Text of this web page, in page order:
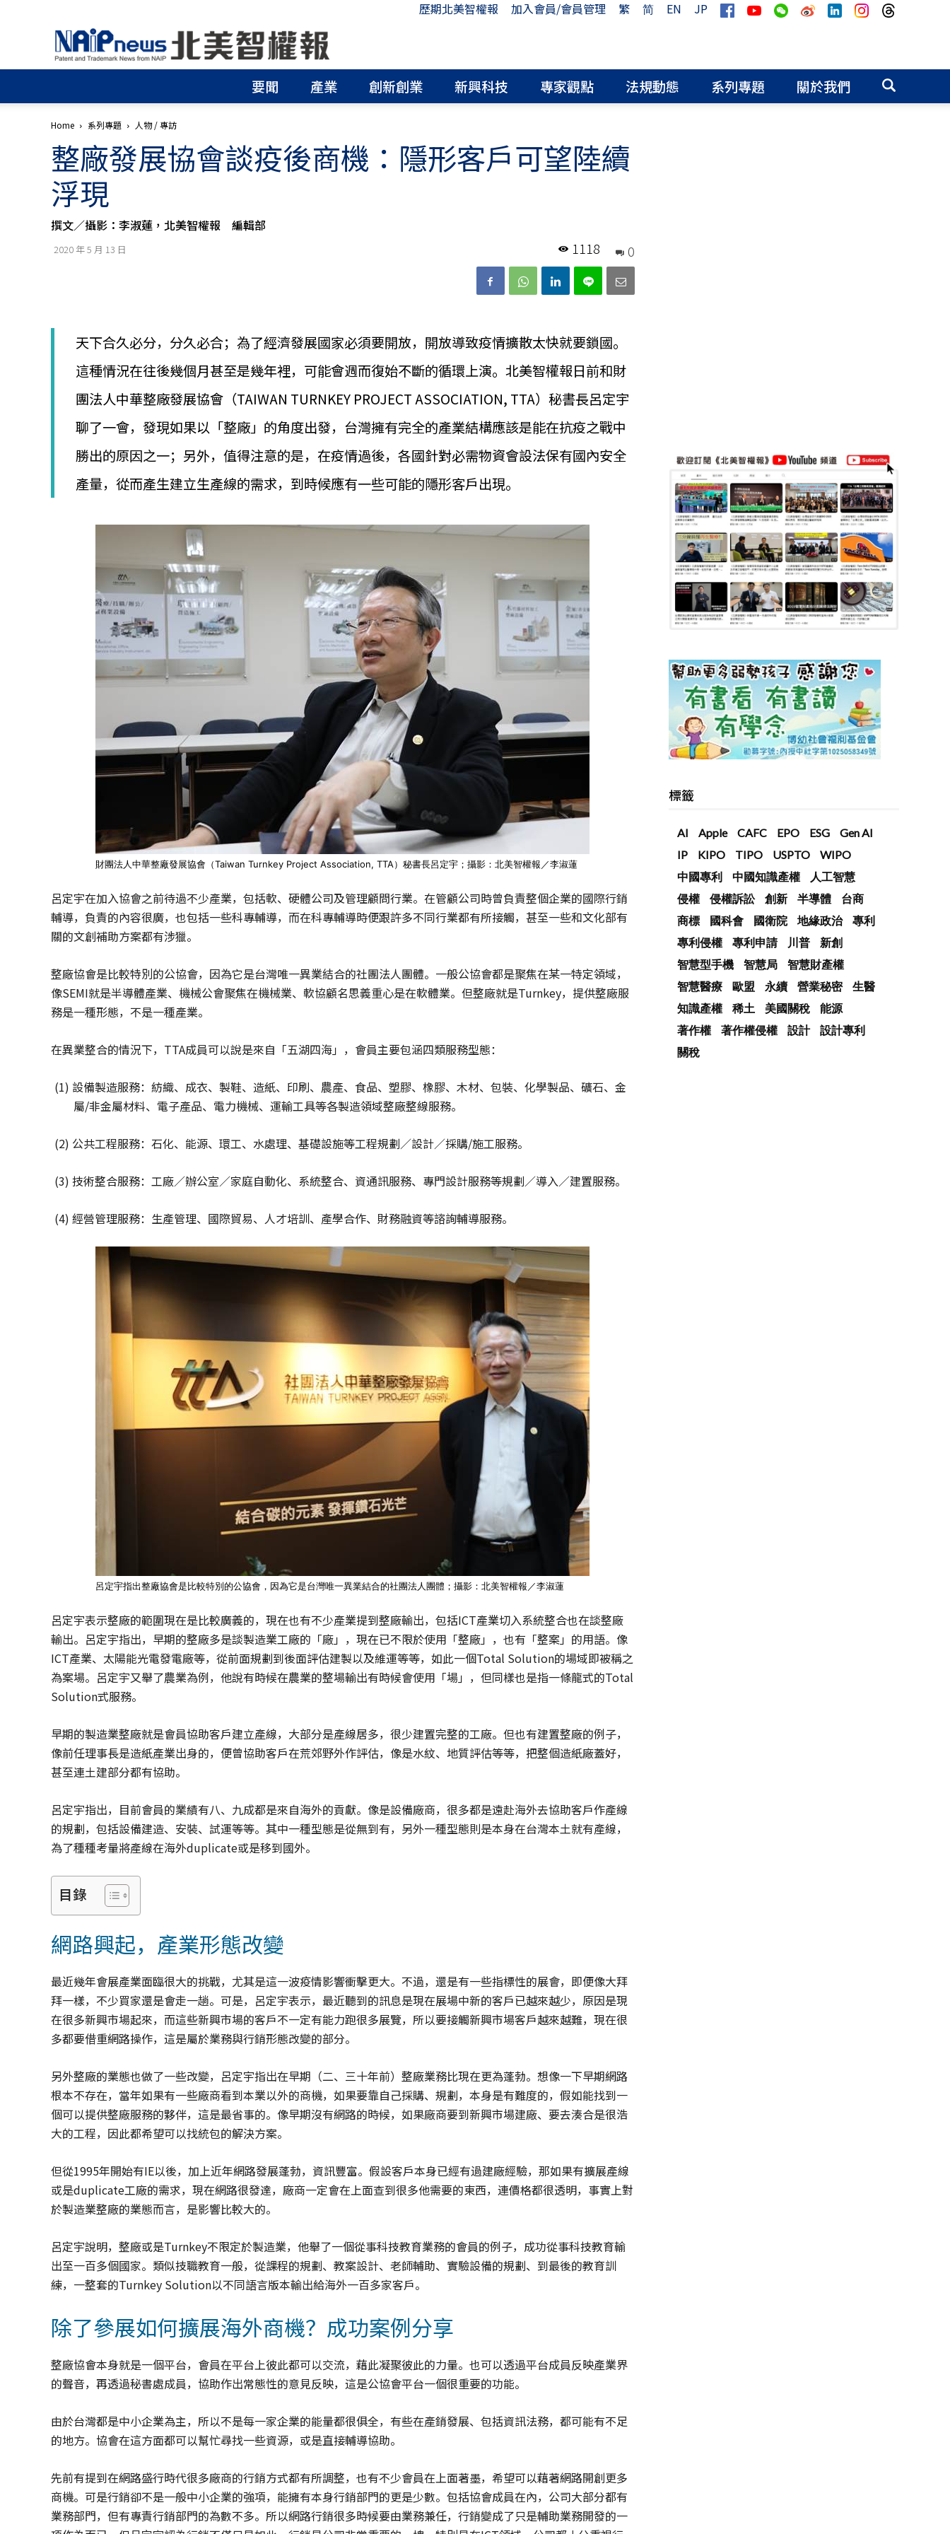
歷期北美智權報 加入會員/會員管理 繁 简 EN
JP
北
美
智
權
│
申
請
│
申
請
智
財
權
顧
問
專
佈
│
專
利
要聞 產業 創新創業 新興科技 專家觀點 法規動態 系列專題 關於我們
Home 系列專題 人物 / 專訪
整廠發展協會談疫後商機：隱形客戶可望陸續
浮現
撰文／攝影：李淑蓮，北美智權報 編輯部
2020 年 5 月 13 日 0
1118
天下合久必分，分久必合；為了經濟發展國家必須要開放，開放導致疫情擴散太快就要鎖國。
這種情況在往後幾個月甚至是幾年裡，可能會週而復始不斷的循環上演。北美智權報日前和財
團法人中華整廠發展協會（TAIWAN TURNKEY PROJECT ASSOCIATION, TTA）秘書長呂定宇
聊了一會，發現如果以「整廠」的角度出發，台灣擁有完全的產業結構應該是能在抗疫之戰中
勝出的原因之一；另外，值得注意的是，在疫情過後，各國針對必需物資會設法保有國內安全
產量，從而產生建立生產線的需求，到時候應有一些可能的隱形客戶出現。
財團法人中華整廠發展協會（Taiwan Turnkey Project Association, TTA）秘書長呂定宇；攝影：北美智權報／李淑蓮
呂定宇在加入協會之前待過不少產業，包括軟、硬體公司及管理顧問行業。在管顧公司時曾負責整個企業的國際行銷
輔導，負責的內容很廣，也包括一些科專輔導，而在科專輔導時便跟許多不同行業都有所接觸，甚至一些和文化部有
關的文創補助方案都有涉獵。
整廠協會是比較特別的公協會，因為它是台灣唯一異業結合的社團法人團體。一般公協會都是聚焦在某一特定領域，
像SEMI就是半導體產業、機械公會聚焦在機械業、軟協顧名思義重心是在軟體業。但整廠就是Turnkey，提供整廠服
務是一種形態，不是一種產業。
在異業整合的情況下，TTA成員可以說是來自「五湖四海」，會員主要包涵四類服務型態：
(1) 設備製造服務：紡織、成衣、製鞋、造紙、印刷、農產、食品、塑膠、橡膠、木材、包裝、化學製品、礦石、金
屬/非金屬材料、電子產品、電力機械、運輸工具等各製造領域整廠整線服務。
(2) 公共工程服務：石化、能源、環工、水處理、基礎設施等工程規劃／設計／採購/施工服務。
(3) 技術整合服務：工廠／辦公室／家庭自動化、系統整合、資通訊服務、專門設計服務等規劃／導入／建置服務。
(4) 經營管理服務：生產管理、國際貿易、人才培訓、產學合作、財務融資等諮詢輔導服務。
呂定宇指出整廠協會是比較特別的公協會，因為它是台灣唯一異業結合的社團法人團體；攝影：北美智權報／李淑蓮
呂定宇表示整廠的範圍現在是比較廣義的，現在也有不少產業提到整廠輸出，包括ICT產業切入系統整合也在談整廠
輸出。呂定宇指出，早期的整廠多是談製造業工廠的「廠」，現在已不限於使用「整廠」，也有「整案」的用語。像
ICT產業、太陽能光電發電廠等，從前面規劃到後面評估建製以及維運等等，如此一個Total Solution的場域即被稱之
為案場。呂定宇又舉了農業為例，他說有時候在農業的整場輸出有時候會使用「場」，但同樣也是指一條龍式的Total
Solution式服務。
早期的製造業整廠就是會員協助客戶建立產線，大部分是產線居多，很少建置完整的工廠。但也有建置整廠的例子，
像前任理事長是造紙產業出身的，便曾協助客戶在荒郊野外作評估，像是水紋、地質評估等等，把整個造紙廠蓋好，
甚至連土建部分都有協助。
呂定宇指出，目前會員的業績有八、九成都是來自海外的貢獻。像是設備廠商，很多都是遠赴海外去協助客戶作產線
的規劃，包括設備建造、安裝、試運等等。其中一種型態是從無到有，另外一種型態則是本身在台灣本土就有產線，
為了種種考量將產線在海外duplicate或是移到國外。
目錄
網路興起，產業形態改變
最近幾年會展產業面臨很大的挑戰，尤其是這一波疫情影響衝擊更大。不過，還是有一些指標性的展會，即便像大拜
拜一樣，不少買家還是會走一趟。可是，呂定宇表示，最近聽到的訊息是現在展場中新的客戶已越來越少，原因是現
在很多新興市場起來，而這些新興市場的客戶不一定有能力跑很多展覽，所以要接觸新興市場客戶越來越難，現在很
多都要借重網路操作，這是屬於業務與行銷形態改變的部分。
另外整廠的業態也做了一些改變，呂定宇指出在早期（二、三十年前）整廠業務比現在更為蓬勃。想像一下早期網路
根本不存在，當年如果有一些廠商看到本業以外的商機，如果要靠自己採購、規劃，本身是有難度的，假如能找到一
個可以提供整廠服務的夥伴，這是最省事的。像早期沒有網路的時候，如果廠商要到新興市場建廠、要去湊合是很浩
大的工程，因此都希望可以找統包的解決方案。
但從1995年開始有IE以後，加上近年網路發展蓬勃，資訊豐富。假設客戶本身已經有過建廠經驗，那如果有擴展產線
或是duplicate工廠的需求，現在網路很發達，廠商一定會在上面查到很多他需要的東西，連價格都很透明，事實上對
於製造業整廠的業態而言，是影響比較大的。
呂定宇說明，整廠或是Turnkey不限定於製造業，他舉了一個從事科技教育業務的會員的例子，成功從事科技教育輸
出至一百多個國家。類似技職教育一般，從課程的規劃、教案設計、老師輔助、實驗設備的規劃、到最後的教育訓
練，一整套的Turnkey Solution以不同語言版本輸出給海外一百多家客戶。
除了參展如何擴展海外商機？成功案例分享
整廠協會本身就是一個平台，會員在平台上彼此都可以交流，藉此凝聚彼此的力量。也可以透過平台成員反映產業界
的聲音，再透過秘書處成員，協助作出常態性的意見反映，這是公協會平台一個很重要的功能。
由於台灣都是中小企業為主，所以不是每一家企業的能量都很俱全，有些在產銷發展、包括資訊法務，都可能有不足
的地方。協會在這方面都可以幫忙尋找一些資源，或是直接輔導協助。
先前有提到在網路盛行時代很多廠商的行銷方式都有所調整，也有不少會員在上面著墨，希望可以藉著網路開創更多
商機。可是行銷卻不是一般中小企業的強項，能擁有本身行銷部門的更是少數。包括協會成員在內，公司大部分都有
業務部門，但有專責行銷部門的為數不多。所以網路行銷很多時候要由業務兼任，行銷變成了只是輔助業務開發的一
標籤
AI Apple CAFC EPO ESG
Gen AI
IP
KIPO TIPO USPTO
WIPO
中國專利
中國知識產權
人工智慧
侵權
侵權訴訟 創新 半導體
台商
商標
國科會 國衛院 地緣政治
專利
專利侵權
專利申請 川普
新創
智慧型手機
智慧局
智慧財產權
智慧醫療
歐盟 永續 營業秘密
生醫
知識產權
稀土 美國關稅
能源
著作權
著作權侵權 設計
設計專利
關稅